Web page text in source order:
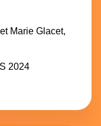
Marie Glacet,
2024